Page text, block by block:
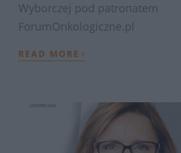
Wyborczej pod patronatem
ForumOnkologiczne.pl
READ MORE ›